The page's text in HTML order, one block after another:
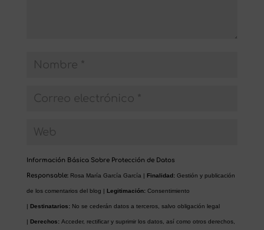
Información Básica Sobre Protección de Datos
Responsable: Rosa María García García | Finalidad: Gestión y publicación
de los comentarios del blog | Legitimación: Consentimiento
Destinatarios: No se cederán datos a terceros, salvo obligación legal
Derechos: Acceder, rectificar y suprimir los datos, así como otros derechos,